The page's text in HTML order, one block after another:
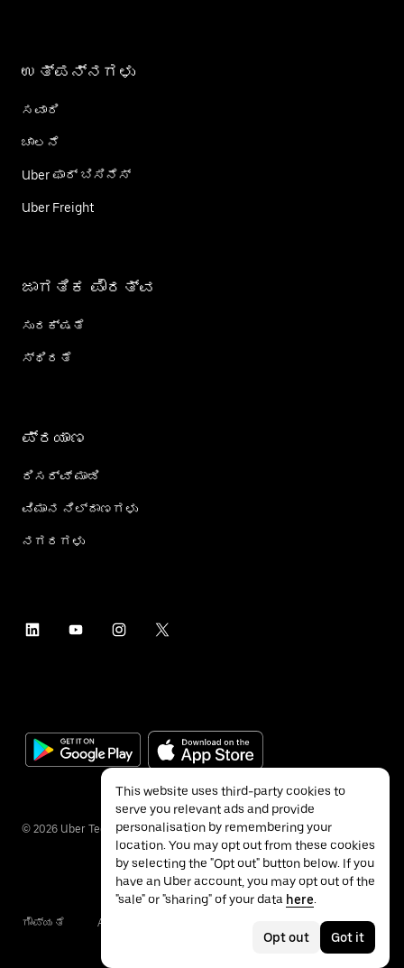
ಉತ್ಪನ್ನಗಳು
ಸವಾರಿ
ಚಾಲನೆ
Uber ಫಾರ್ ಬಿಸಿನೆಸ್
Uber Freight
ಜಾಗತಿಕ ಪೌರತ್ವ
ಸುರಕ್ಷತೆ
ಸ್ಥಿರತೆ
ಪ್ರಯಾಣ
ರಿಸರ್ವ್ ಮಾಡಿ
ವಿಮಾನ ನಿಲ್ದಾಣಗಳು
ನಗರಗಳು
© 2026 Uber Technologies Inc.
ಗೌಪ್ಯತೆ Accessibility
This website uses third-party cookies to
serve you relevant ads and provide
personalisation by remembering your
location. You may opt out from these cookies
by selecting the "Opt out" button below. If you
have an Uber account, you may opt out of the
"sale" or "sharing" of your data here.
Opt out Got it